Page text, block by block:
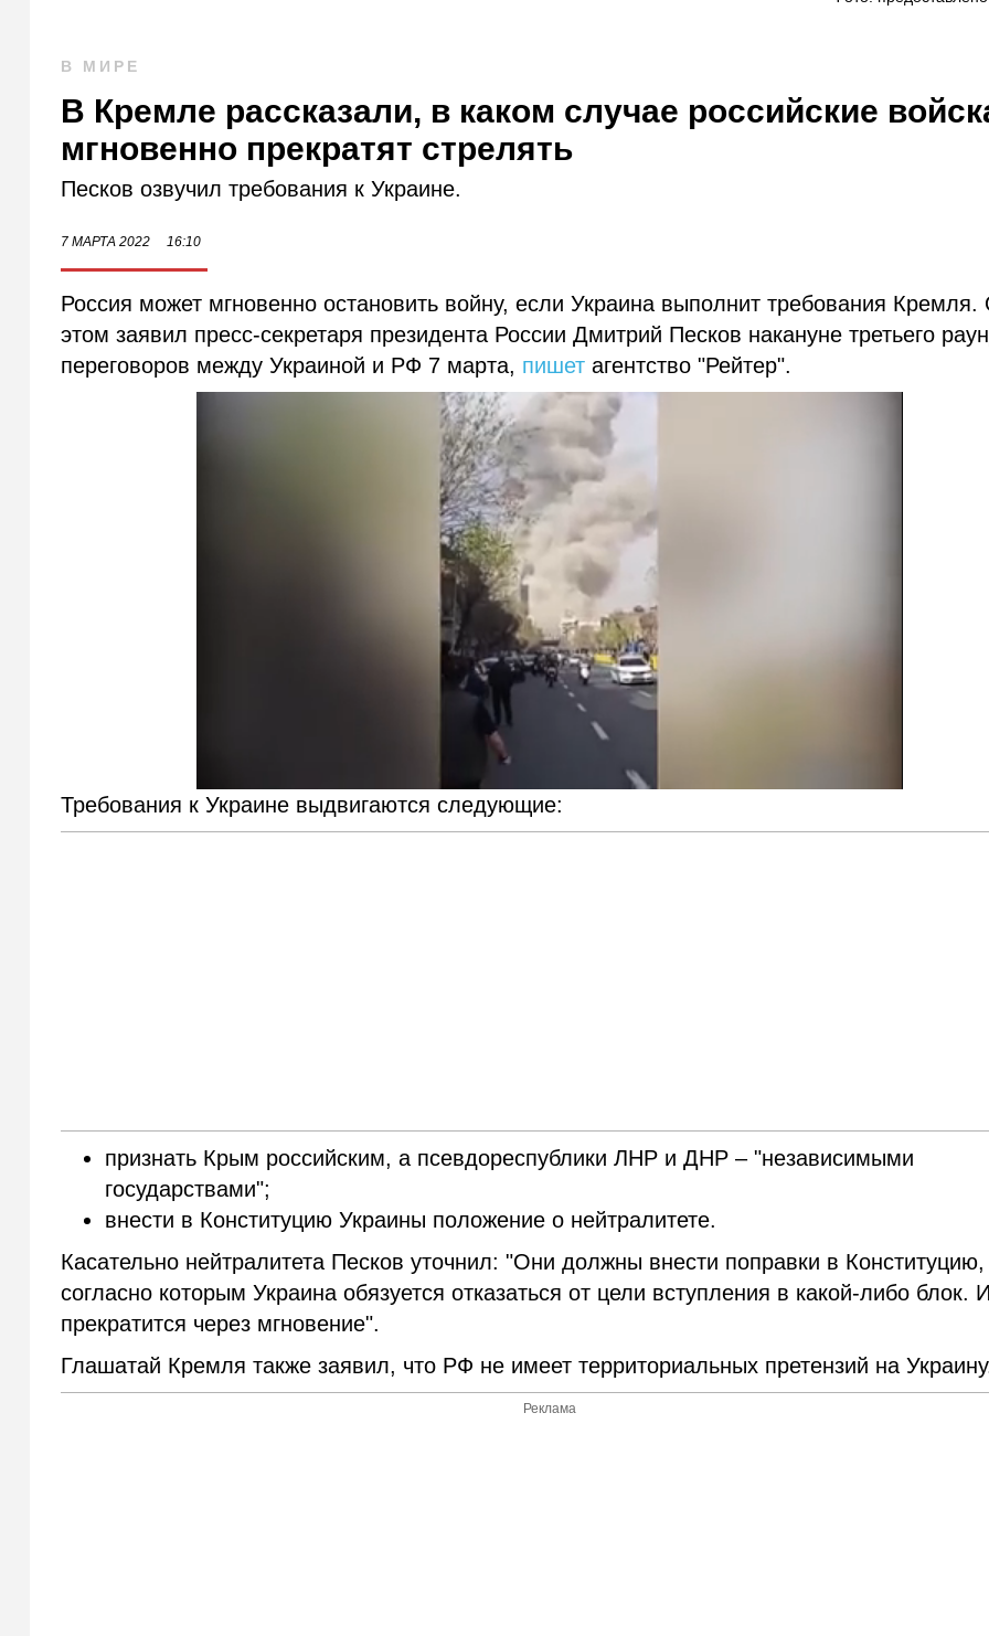
В МИРЕ
В Кремле рассказали, в каком случае российские
мгновенно прекратят стрелять
Песков озвучил требования к Украине.
7 МАРТА 2022 16:10
Россия может мгновенно остановить войну, если Украина выполнит требования Кремля.
этом заявил пресс-секретаря президента России Дмитрий Песков накануне третьего
переговоров между Украиной и РФ 7 марта, пишет агентство "Рейтер".
Требования к Украине выдвигаются следующие:
признать Крым российским, а псевдореспублики ЛНР и ДНР – "независимыми
государствами";
внести в Конституцию Украины положение о нейтралитете.
Касательно нейтралитета Песков уточнил: "Они должны внести поправки в Конституцию,
согласно которым Украина обязуется отказаться от цели вступления в какой-либо блок.
прекратится через мгновение".
Глашатай Кремля также заявил, что РФ не имеет территориальных претензий на
Реклама